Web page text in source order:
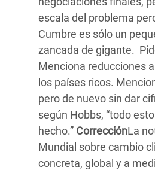
escala del problema
Cumbre es sólo un
zancada de gigante.
Menciona reducciones
los países ricos.
pero de nuevo sin dar
según Hobbs, “todo
hecho.” CorrecciónLa
Mundial sobre cambio
concreta, global y a